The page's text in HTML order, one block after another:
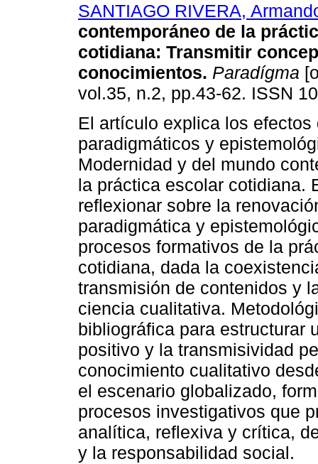
SANTIAGO RIVERA,
contemporáneo de la
cotidiana: Transmitir
conocimientos. Paradígma
vol.35, n.2, pp.43-62. ISSN
El artículo explica los
paradigmáticos y
Modernidad y del mundo
la práctica escolar cotidiana.
reflexionar sobre la
paradigmática y
procesos formativos de la
cotidiana, dada la
transmisión de contenidos y
ciencia cualitativa.
bibliográfica para estructurar
positivo y la transmisividad
conocimiento cualitativo
el escenario globalizado,
procesos investigativos que
analítica, reflexiva y crítica,
y la responsabilidad social.